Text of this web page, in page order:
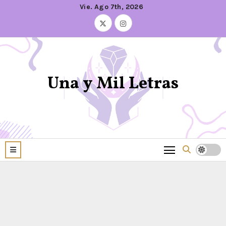
Vie. Ago 7th, 2026
Una y Mil Letras